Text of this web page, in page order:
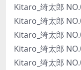
Kitaro_绮太郎
Kitaro_绮太郎
Kitaro_绮太郎
Kitaro_绮太郎
Kitaro_绮太郎